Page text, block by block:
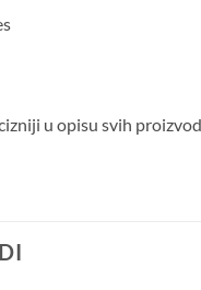
u opisu svih